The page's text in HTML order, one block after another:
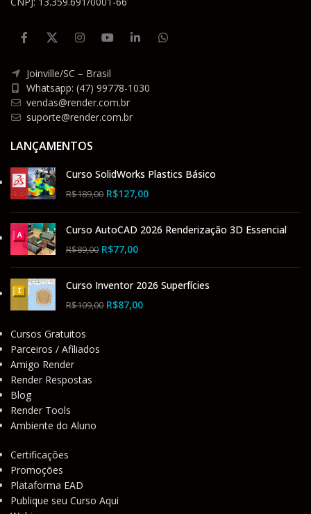
Joinville/SC – Brasil
Whatsapp: (47) 99778-1030
vendas@render.com.br
suporte@render.com.br
LANÇAMENTOS
Curso SolidWorks Plastics Básico
R$189,00 R$127,00
Curso AutoCAD 2026 Renderização 3D Essencial
R$89,00 R$77,00
Curso Inventor 2026 Superfícies
R$109,00 R$87,00
Cursos Gratuitos
Parceiros / Afiliados
Amigo Render
Render Respostas
Blog
Render Tools
Ambiente do Aluno
Certificações
Promoções
Plataforma EAD
Publique seu Curso Aqui